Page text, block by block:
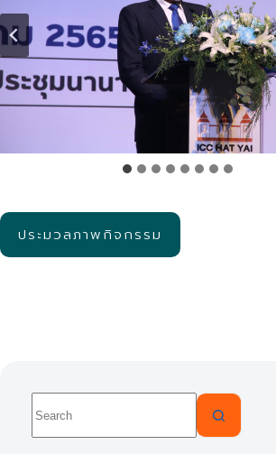
ประมวลภาพกิจกรรม
results